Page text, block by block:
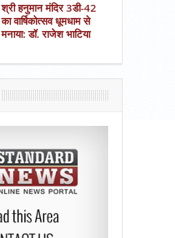
श्री हनुमान मंदिर 3डी-42
का वार्षिकोत्सव धूमधाम से
मनाया: डॉ. राजेश भाटिया